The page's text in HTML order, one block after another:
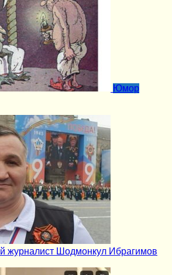
Юмор
журналист Шодмонкул Ибрагимов